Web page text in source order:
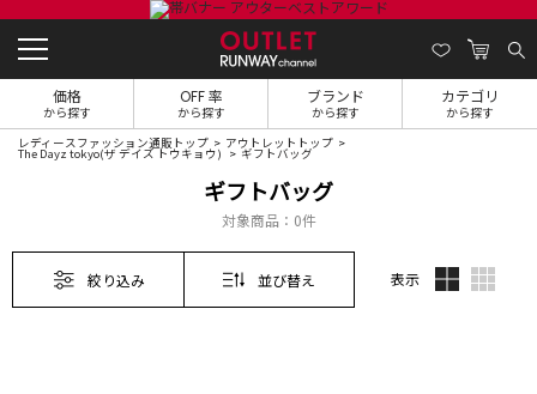
価格
から探す
OFF 率
から探す
ブランド
から探す
カテゴリ
から探す
レディースファッション通販トップ アウトレットトップ
The Dayz tokyo(ザ デイズ トウキョウ) ギフトバッグ
ギフトバッグ
対象商品： 0件
絞り込み 並び替え 表示